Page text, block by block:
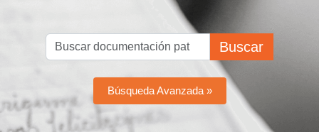
Buscar
Búsqueda Avanzada »